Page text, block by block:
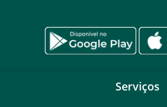
Serviços